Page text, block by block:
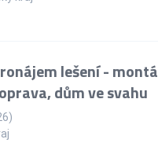
lešení -
dům ve svahu